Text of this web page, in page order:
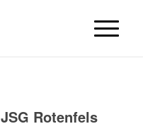
JSG Rotenfels